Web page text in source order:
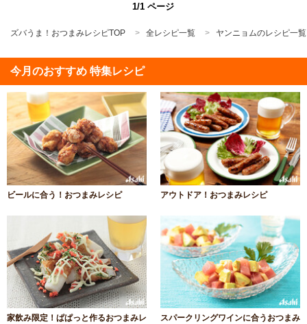
1/1 ページ
ズバうま！おつまみレシピTOP 全レシピ一覧 ヤンニョムのレシピ一覧
今月のおすすめ 特集レシピ
ビールに合う！おつまみレシピ アウトドア！おつまみレシピ
家飲み限定！ぱぱっと作るおつまみレ
スパークリングワインに合うおつまみ